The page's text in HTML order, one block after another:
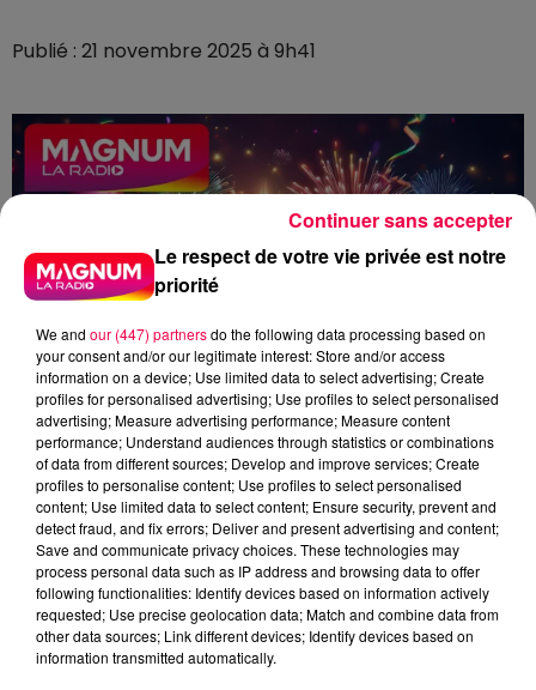
Publié : 21 novembre 2025 à 9h41
podcasts/2025/11/Anniv-13.mp3
Le respect de votre vie privée est notre
priorité
We and our (447) partnersdo the following data processing based on
your consent and/or our legitimate interest: Store and/or access
information on a device; Use limited data to select advertising; Create
profiles for personalised advertising; Use profiles to select personalised
advertising; Measure advertising performance; Measure content
performance; Understand audiences through statistics or combinations
of data from different sources; Develop and improve services; Create
profiles to personalise content; Use profiles to select personalised
content; Use limited data to select content; Ensure security, prevent and
detect fraud, and fix errors; Deliver and present advertising and content;
Save and communicate privacy choices. These technologies may
process personal data such as IP address and browsing data to offer
following functionalities: Identify devices based on information actively
requested; Use precise geolocation data; Match and combine data from
other data sources; Link different devices; Identify devices based on
information transmitted automatically.
Continuer sans accepter